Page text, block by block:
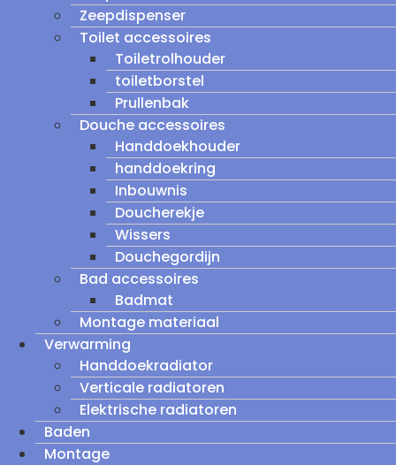
Zeepdispenser
Toilet accessoires
Toiletrolhouder
toiletborstel
Prullenbak
Douche accessoires
Handdoekhouder
handdoekring
Inbouwnis
Doucherekje
Wissers
Douchegordijn
Bad accessoires
Badmat
Montage materiaal
Verwarming
Handdoekradiator
Verticale radiatoren
Elektrische radiatoren
Baden
Montage